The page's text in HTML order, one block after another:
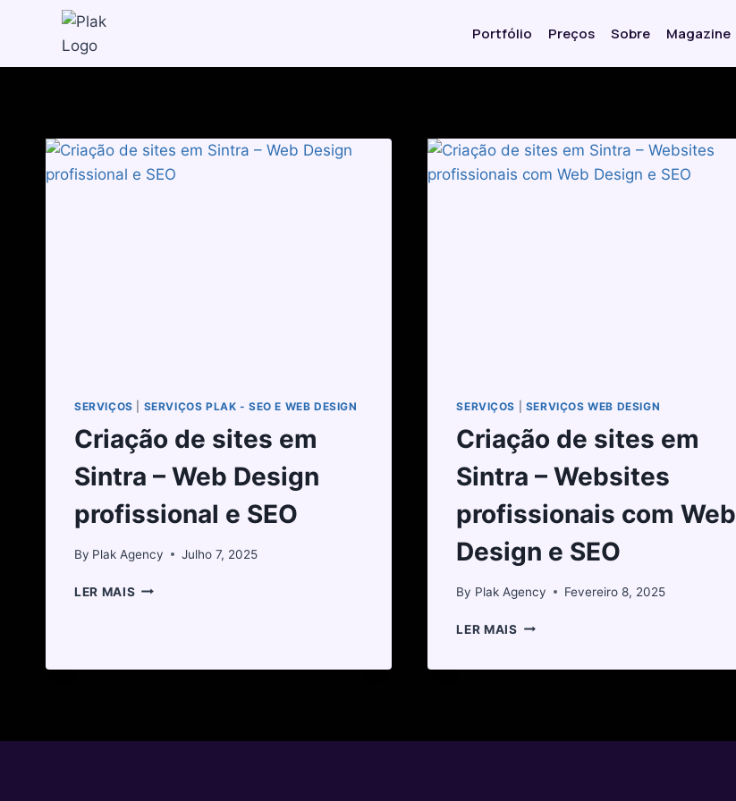
Portfólio Preços Sobre Magazine
SERVIÇOS SERVIÇOS PLAK - SEO E WEB DESIGN
Criação de sites em
Sintra – Web Design
profissional e SEO
By Plak Agency Julho 7, 2025
LER MAIS
SERVIÇOS SERVIÇOS WEB DESIGN
Criação de sites em
Sintra – Websites
profissionais com Web
Design e SEO
By Plak Agency Fevereiro 8, 2025
LER MAIS